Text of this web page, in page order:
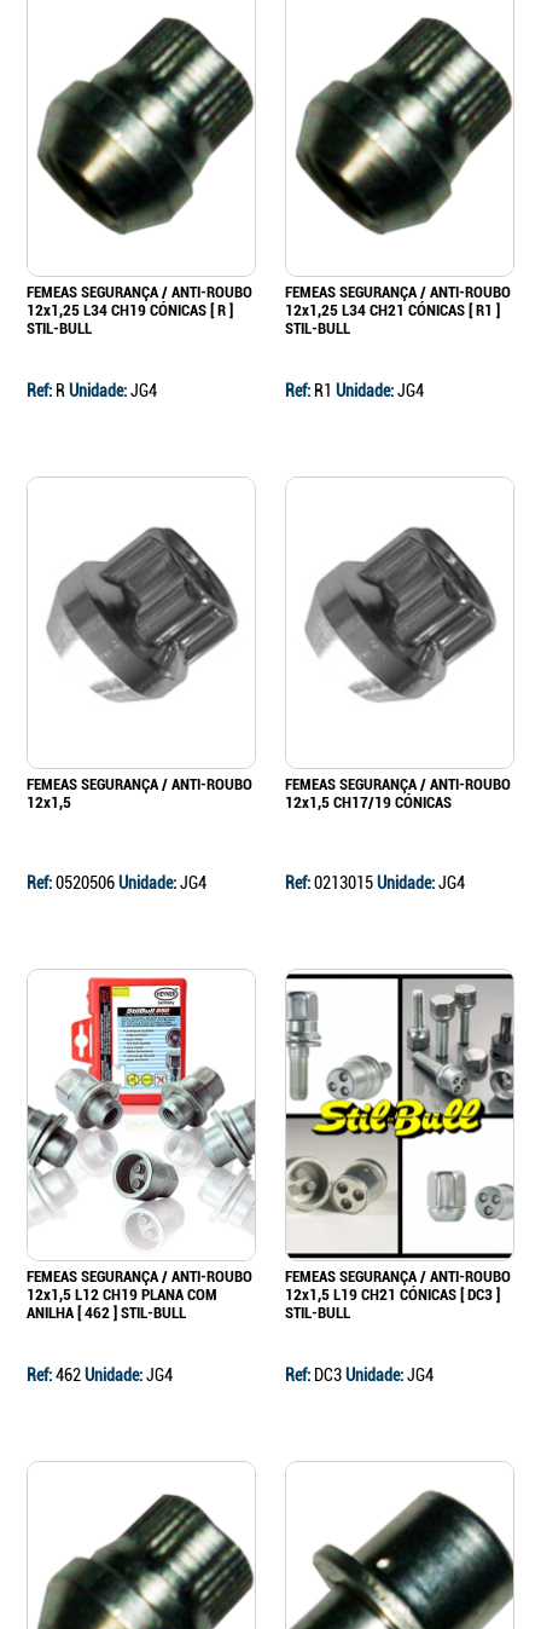
FEMEAS SEGURANÇA / ANTI-ROUBO
12x1,25 L34 CH19 CÓNICAS [ R ]
STIL-BULL
Ref: R Unidade:JG4
FEMEAS SEGURANÇA / ANTI-ROUBO
12x1,25 L34 CH21 CÓNICAS [ R1 ]
STIL-BULL
Ref: R1 Unidade:JG4
FEMEAS SEGURANÇA / ANTI-ROUBO
12x1,5
Ref:0520506Unidade:JG4
FEMEAS SEGURANÇA / ANTI-ROUBO
12x1,5 CH17/19 CÓNICAS
Ref:0213015Unidade:JG4
FEMEAS SEGURANÇA / ANTI-ROUBO
12x1,5 L12 CH19 PLANA COM
ANILHA [ 462 ] STIL-BULL
Ref:462Unidade:JG4
FEMEAS SEGURANÇA / ANTI-ROUBO
12x1,5 L19 CH21 CÓNICAS [ DC3 ]
STIL-BULL
Ref: DC3Unidade:JG4